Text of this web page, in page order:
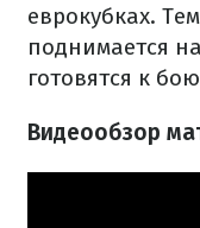
еврокубках.
поднимается
готовятся к
Видеообзор